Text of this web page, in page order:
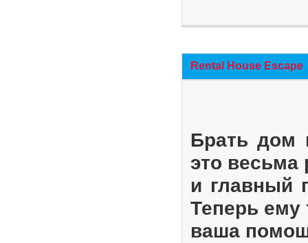
Rental House Escape
Брать дом
это весьма
и главный
Теперь ему
ваша